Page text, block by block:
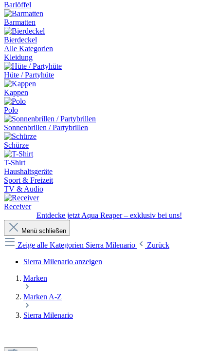
Barlöffel
Barmatten
Bierdeckel
Alle Kategorien
Kleidung
Hüte / Partyhüte
Kappen
Polo
Sonnenbrillen / Partybrillen
Schürze
T-Shirt
Haushaltsgeräte
Sport & Freizeit
TV & Audio
Receiver
Entdecke jetzt Aqua Reaper – exklusiv bei uns!
Menü schließen
Zeige alle Kategorien Sierra Milenario
Zurück
Sierra Milenario anzeigen
Marken
Marken A-Z
Sierra Milenario